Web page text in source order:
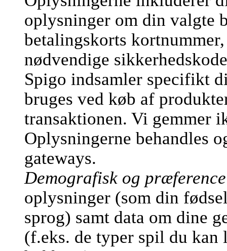
oplysninger om din valgte
betalingskorts
nødvendige
Spigo indsamler specifikt
bruges ved køb af
transaktionen. Vi gemmer
Oplysningerne behandles
gateways.
Demografisk og
oplysninger (som din
sprog) samt data om dine
(f.eks. de typer spil du kan